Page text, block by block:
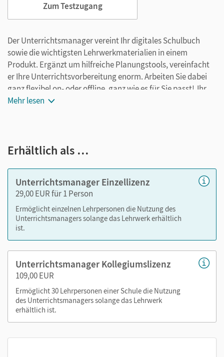
Zum Testzugang
Der Unterrichtsmanager vereint Ihr digitales Schulbuch
sowie die wichtigsten Lehrwerkmaterialien in einem
Produkt. Ergänzt um hilfreiche Planungstools, vereinfacht
er Ihre Unterrichtsvorbereitung enorm. Arbeiten Sie dabei
ganz flexibel on- oder offline, ganz wie es für Sie passt! Ihr
Unterrichtsmanager enthält:
Videos
Arbeitsblätter als PDF
Grafiken
Kopiervorlagen
editierbare Kopiervorlagen
editierbarer Stoffverteilungsplan
Nutzen Sie den Unterrichtsmanager auf lernen.cornelsen.de
Mehr lesen
Erhältlich als …
Unterrichtsmanager Einzellizenz
29,00 EUR für 1 Person
Ermöglicht einzelnen Lehrpersonen die Nutzung des
Unterrichtsmanagers solange das Lehrwerk erhältlich
ist.
Unterrichtsmanager Kollegiumslizenz
109,00 EUR
Ermöglicht 30 Lehrpersonen einer Schule die Nutzung
des Unterrichtsmanagers solange das Lehrwerk
erhältlich ist.